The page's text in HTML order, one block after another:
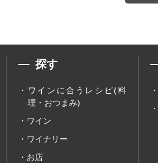
探す
ワインに合うレシピ(料
理・おつまみ)
ワイン
ワイナリー
お店